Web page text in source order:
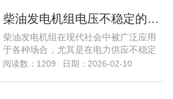
柴油发电机组电压不稳定的原因是什么？…
柴油发电机组在现代社会中被广泛应用
于各种场合，尤其是在电力供应不稳定
或缺乏的地区...
阅读数：1209 日期：2026-02-10